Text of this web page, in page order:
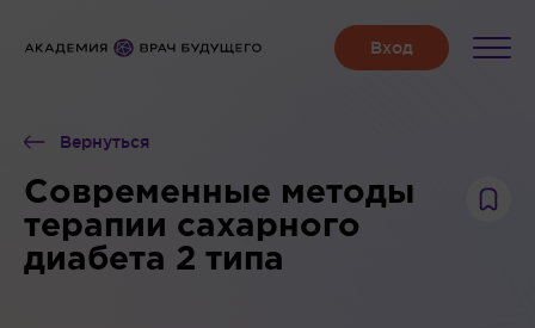
Вернуться
Современные методы
терапии сахарного
диабета 2 типа